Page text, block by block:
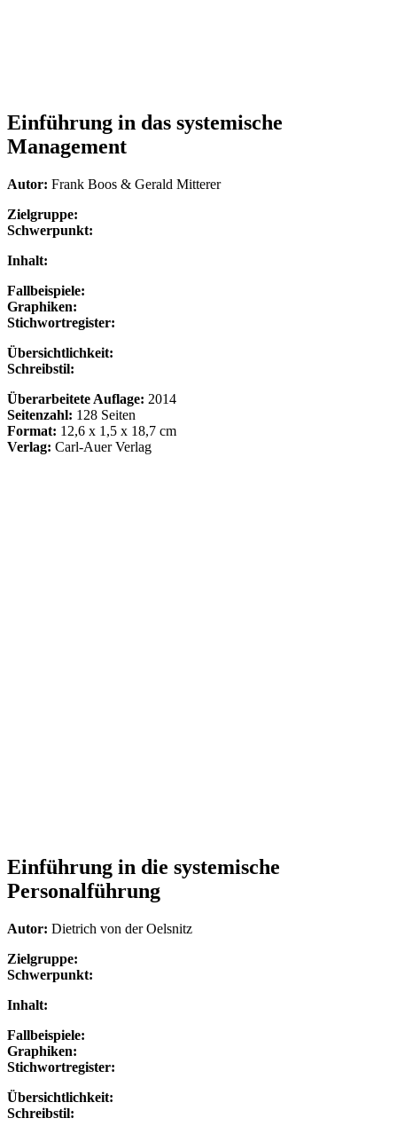
Einführung in das systemische
Management
Autor: Frank Boos & Gerald Mitterer
Zielgruppe:
Schwerpunkt:
Inhalt:
Fallbeispiele:
Graphiken:
Stichwortregister:
Übersichtlichkeit:
Schreibstil:
Überarbeitete Auflage: 2014
Seitenzahl: 128 Seiten
Format: 12,6 x 1,5 x 18,7 cm
Verlag: Carl-Auer Verlag
Einführung in die systemische
Personalführung
Autor: Dietrich von der Oelsnitz
Zielgruppe:
Schwerpunkt:
Inhalt:
Fallbeispiele:
Graphiken:
Stichwortregister:
Übersichtlichkeit:
Schreibstil: